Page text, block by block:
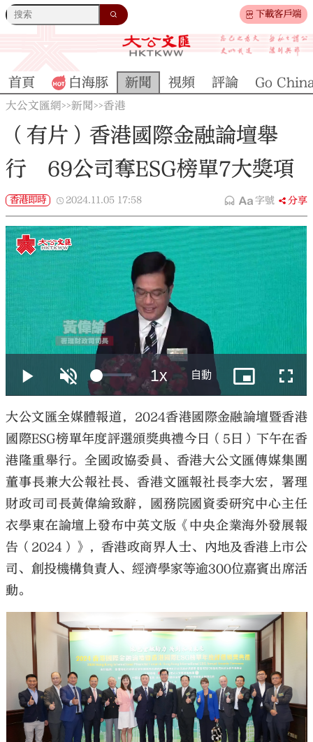
下載客戶端
首頁 白海豚 新聞 視頻 評論 Go
大公文匯網>>新聞>>香港
（有片）香港國際金融論壇舉
行 69公司奪ESG榜單7大獎項
香港即時 2024.11.05 17:58 字號 分享
大公文匯全媒體報道，2024香港國際金融論壇暨香港
國際ESG榜單年度評選頒獎典禮今日（5日）下午在香
港隆重舉行。全國政協委員、香港大公文匯傳媒集團
董事長兼大公報社長、香港文匯報社長李大宏，署理
財政司司長黃偉綸致辭，國務院國資委研究中心主任
衣學東在論壇上發布中英文版《中央企業海外發展報
告（2024）》，香港政商界人士、內地及香港上市公
司、創投機構負責人、經濟學家等逾300位嘉賓出席活
動。